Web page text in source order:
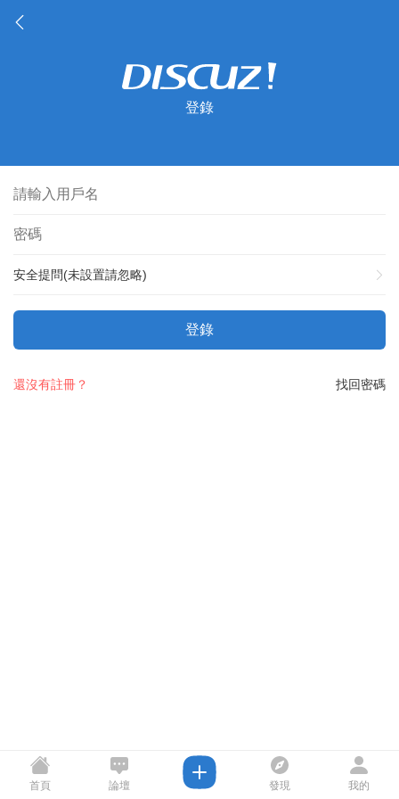
登錄
安全提問(未設置請忽略)
登錄
找回密碼
還沒有註冊？
首頁 論壇 發現 我的